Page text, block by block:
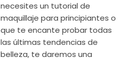
necesites un tutorial de
maquillaje para principiantes o
que te encante probar todas
las últimas tendencias de
belleza, te daremos una